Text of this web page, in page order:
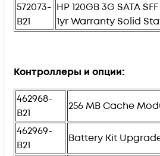
572073-
B21
HP 120GB 3G SATA
1yr Warranty Solid
Контроллеры и опции:
462968-
B21
256 MB Cache
462969-
B21
Battery Kit